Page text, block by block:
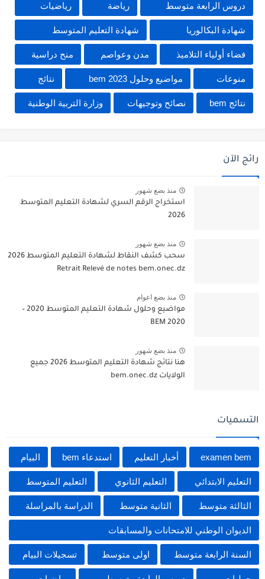
دروس الرابعة متوسط رياضة رياضيات
شهادة البكالوريا شهادة التعليم المتوسط
فضاء أولياء التلاميذ مدن وعواصم منح دراسية
منوعات مواضيع وحلول 2023 bem نتائج
نتائج bem نصائح وتوجيهات وزارة التربية الوطنية
رائج الآن
منذ بضع شهور
استخراج الرقم السري لشهادة التعليم المتوسط
2026
منذ بضع شهور
سحب كشف النقاط لشهادة التعليم المتوسط 2026
Retrait Relevé de notes bem.onec.dz
منذ بضع اعوام
مواضيع وحلول شهادة التعليم المتوسط 2020 –
BEM 2020
منذ بضع شهور
هنا نتائج شهادة التعليم المتوسط 2026 جميع
الولايات bem.onec.dz
التسميات
examen bem أخبار التعليم استدعاء bem البيام
التعليم الابتدائي التعليم الثانوي التعليم المتوسط
الثالثة متوسط الثانية متوسط الدراسة بالمراسلة
الديوان الوطني للامتحانات والمسابقات
السنة الرابعة متوسط اولى متوسط تسجيلات البيام